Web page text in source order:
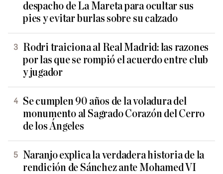
despacho de La Mareta para ocultar sus
pies y evitar burlas sobre su calzado
Rodri traiciona al Real Madrid: las razones
por las que se rompió el acuerdo entre club
y jugador
Se cumplen 90 años de la voladura del
monumento al Sagrado Corazón del Cerro
de los Ángeles
Naranjo explica la verdadera historia de la
rendición de Sánchez ante Mohamed VI